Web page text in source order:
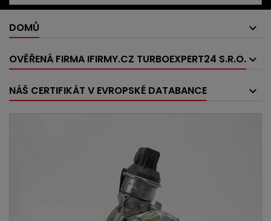
DOMŮ
OVĚŘENÁ FIRMA IFIRMY.CZ TURBOEXPERT24 S.R.O.
NÁŠ CERTIFIKÁT V EVROPSKÉ DATABANCE